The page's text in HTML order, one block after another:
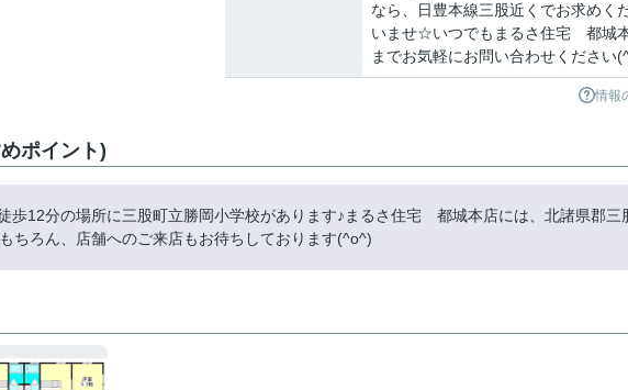
なら、日豊本線三股近くでお求めく
いませ☆いつでもまるさ住宅 都城
までお気軽にお問い合わせください
情報
ポイント)
歩12分の場所に三股町立勝岡小学校があります♪まるさ住宅 都城本店には、北諸県郡三
ちろん、店舗へのご来店もお待ちしております(^o^)